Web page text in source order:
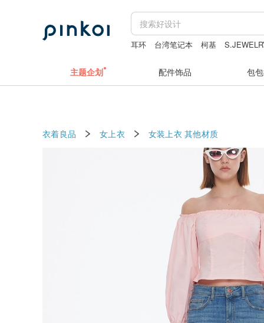
耳环 台湾笔记本 柯基
主题企划 配件饰品 包
衣着良品 女上衣 女装上衣 其他材质